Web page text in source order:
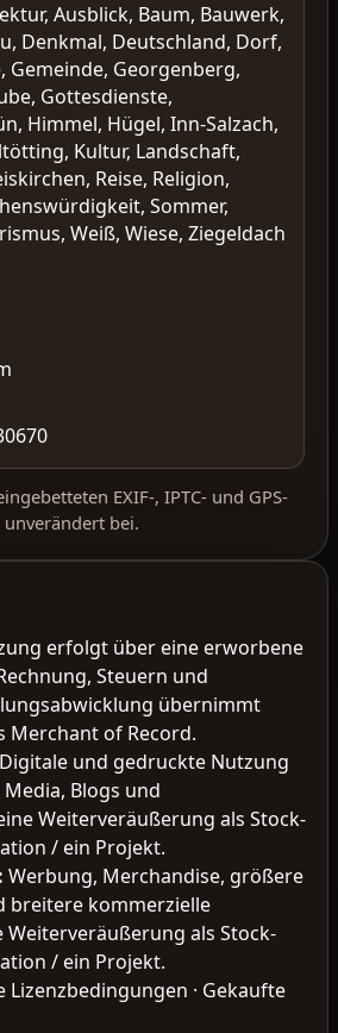
Ausblick, Baum, Bauwerk,
Denkmal, Deutschland, Dorf,
Gemeinde, Georgenberg,
Gottesdienste,
Himmel, Hügel, Inn-Salzach,
Kultur, Landschaft,
Reise, Religion,
Sommer,
Weiß, Wiese, Ziegeldach
EXIF-, IPTC- und GPS-
bei.
erfolgt über eine erworbene
Steuern und
übernimmt
Merchant of Record.
Digitale und gedruckte Nutzung
Blogs und
Weiterveräußerung als Stock-
/ ein Projekt.
: Werbung, Merchandise, größere
breitere kommerzielle
Weiterveräußerung als Stock-
/ ein Projekt.
Lizenzbedingungen · Gekaufte